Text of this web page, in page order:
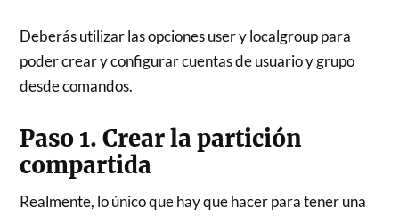
Deberás utilizar las opciones user y localgroup para
poder crear y configurar cuentas de usuario y grupo
desde comandos.
Paso 1. Crear la partición
compartida
Realmente, lo único que hay que hacer para tener una